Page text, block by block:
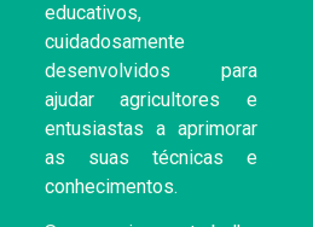
educativos,
cuidadosamente
desenvolvidos para
ajudar agricultores e
entusiastas a aprimorar
as suas técnicas e
conhecimentos.